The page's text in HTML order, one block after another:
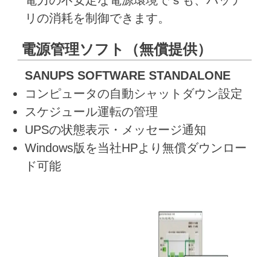
リの消耗を制御できます。
電源管理ソフト（無償提供）
SANUPS SOFTWARE STANDALONE
コンピュータの自動シャットダウン設定
スケジュール運転の管理
UPSの状態表示・メッセージ通知
Windows版を当社HPより無償ダウンロー
ド可能